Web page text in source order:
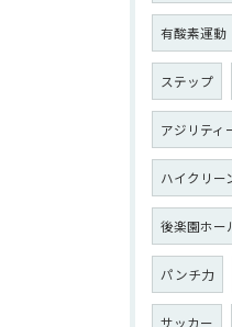
有酸素運動
ステップ
アジリティ
ハイクリー
後楽園ホー
パンチ力
サッカー